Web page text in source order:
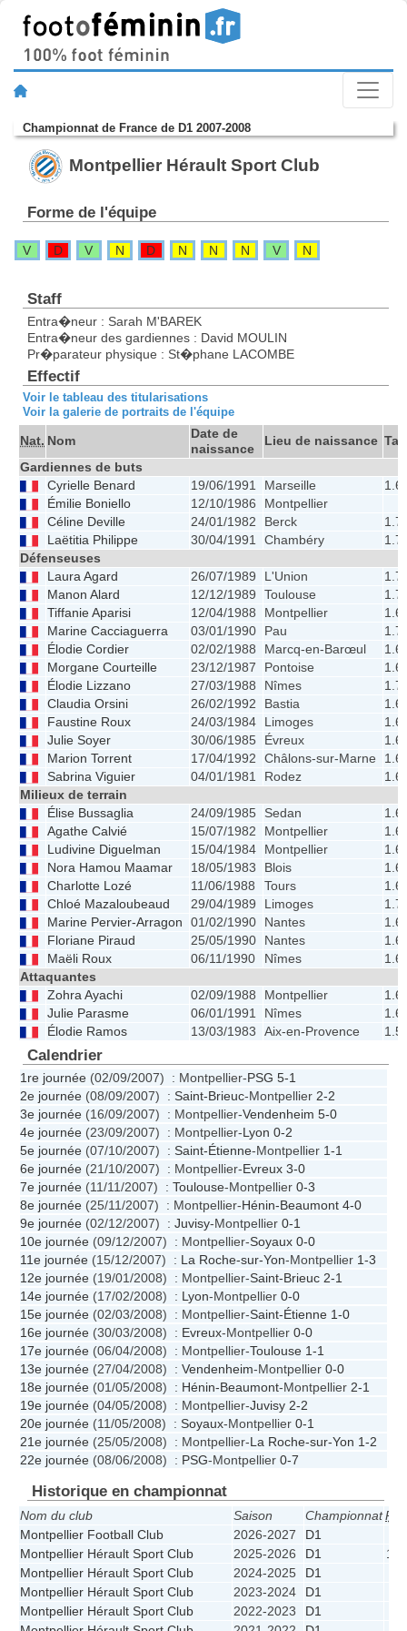
Championnat de France de D1 2007-2008
Montpellier Hérault Sport Club
Forme de l'équipe
V D V N D N N N V N
Staff
Entra�neur : Sarah M'BAREK
Entra�neur des gardiennes : David MOULIN
Pr�parateur physique : St�phane LACOMBE
Effectif
Voir le tableau des titularisations
Voir la galerie de portraits de l'équipe
Nat. Nom
Date de
naissance
Lieu de naissance
Gardiennes de buts
Cyrielle Benard
19/06/1991 Marseille
Émilie Boniello
12/10/1986
Montpellier
Céline Deville
24/01/1982 Berck
Laëtitia Philippe
30/04/1991 Chambéry
Défenseuses
Laura Agard
26/07/1989 L'Union
Manon Alard
12/12/1989 Toulouse
Tiffanie Aparisi
12/04/1988 Montpellier
Marine Cacciaguerra
03/01/1990 Pau
Élodie Cordier
02/02/1988 Marcq-en-Barœul
Morgane Courteille
23/12/1987 Pontoise
Élodie Lizzano
27/03/1988 Nîmes
Claudia Orsini
26/02/1992 Bastia
Faustine Roux
24/03/1984 Limoges
Julie Soyer
30/06/1985 Évreux
Marion Torrent
17/04/1992 Châlons-sur-Marne
Sabrina Viguier
04/01/1981 Rodez
Milieux de terrain
Élise Bussaglia
24/09/1985 Sedan
Agathe Calvié
15/07/1982 Montpellier
Ludivine Diguelman
15/04/1984 Montpellier
Nora Hamou Maamar
18/05/1983 Blois
Charlotte Lozé
11/06/1988 Tours
Chloé Mazaloubeaud
29/04/1989 Limoges
Marine Pervier-Arragon
01/02/1990 Nantes
Floriane Piraud
25/05/1990 Nantes
Maëli Roux
06/11/1990 Nîmes
Attaquantes
Zohra Ayachi
02/09/1988 Montpellier
Julie Parasme
06/01/1991 Nîmes
Élodie Ramos
13/03/1983 Aix-en-Provence
Calendrier
1re journée (02/09/2007) : Montpellier-PSG 5-1
2e journée (08/09/2007) : Saint-Brieuc-Montpellier 2-2
3e journée (16/09/2007) : Montpellier-Vendenheim 5-0
4e journée (23/09/2007) : Montpellier-Lyon 0-2
5e journée (07/10/2007) : Saint-Étienne-Montpellier 1-1
6e journée (21/10/2007) : Montpellier-Evreux 3-0
7e journée (11/11/2007) : Toulouse-Montpellier 0-3
8e journée (25/11/2007) : Montpellier-Hénin-Beaumont 4-0
9e journée (02/12/2007) : Juvisy-Montpellier 0-1
10e journée (09/12/2007) : Montpellier-Soyaux 0-0
11e journée (15/12/2007) : La Roche-sur-Yon-Montpellier 1-3
12e journée (19/01/2008) : Montpellier-Saint-Brieuc 2-1
14e journée (17/02/2008) : Lyon-Montpellier 0-0
15e journée (02/03/2008) : Montpellier-Saint-Étienne 1-0
16e journée (30/03/2008) : Evreux-Montpellier 0-0
17e journée (06/04/2008) : Montpellier-Toulouse 1-1
13e journée (27/04/2008) : Vendenheim-Montpellier 0-0
18e journée (01/05/2008) : Hénin-Beaumont-Montpellier 2-1
19e journée (04/05/2008) : Montpellier-Juvisy 2-2
20e journée (11/05/2008) : Soyaux-Montpellier 0-1
21e journée (25/05/2008) : Montpellier-La Roche-sur-Yon 1-2
22e journée (08/06/2008) : PSG-Montpellier 0-7
Historique en championnat
Nom du club Saison Championnat
Montpellier Football Club
2026-2027 D1
Montpellier Hérault Sport Club
2025-2026 D1
10e
Montpellier Hérault Sport Club
2024-2025 D1
Montpellier Hérault Sport Club
2023-2024 D1
Montpellier Hérault Sport Club
2022-2023 D1